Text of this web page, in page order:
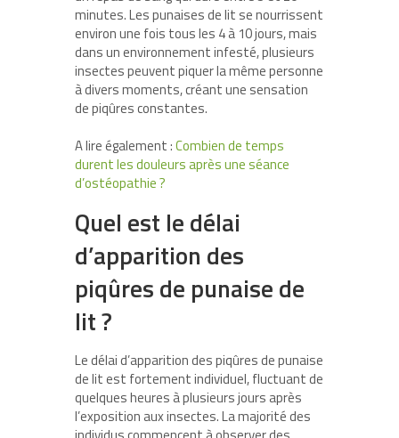
minutes. Les punaises de lit se nourrissent
environ une fois tous les 4 à 10 jours, mais
dans un environnement infesté, plusieurs
insectes peuvent piquer la même personne
à divers moments, créant une sensation
de piqûres constantes.
A lire également :Combien de temps
durent les douleurs après une séance
d’ostéopathie ?
Quel est le délai
d’apparition des
piqûres de punaise de
lit ?
Le délai d’apparition des piqûres de punaise
de lit est fortement individuel, fluctuant de
quelques heures à plusieurs jours après
l’exposition aux insectes. La majorité des